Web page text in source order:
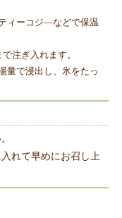
ィーコジ―などで保温
注ぎ入れます。
量で浸出し、氷をたっ
れて早めにお召し上